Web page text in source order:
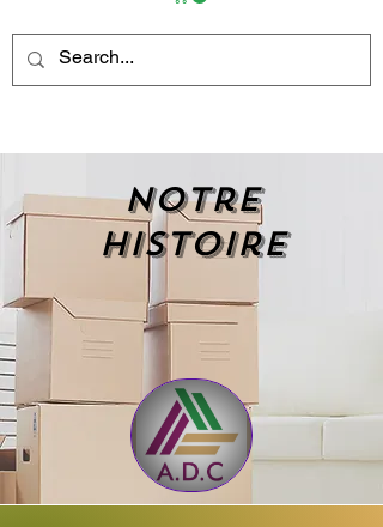
Notre
histoire